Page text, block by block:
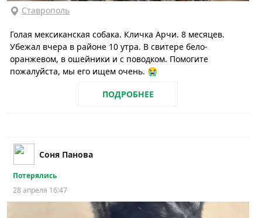
Ставрополь
Голая мексиканская собака. Кличка Арчи. 8 месяцев.
Убежал вчера в районе 10 утра. В свитере бело-
оранжевом, в ошейники и с поводком. Помогите
пожалуйста, мы его ищем очень. 😭
ПОДРОБНЕЕ
Соня Панова
Потерялись
28 апреля 16:47